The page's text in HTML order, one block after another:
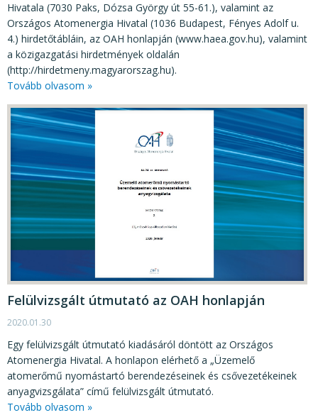
Hivatala (7030 Paks, Dózsa György út 55-61.), valamint az
Országos Atomenergia Hivatal (1036 Budapest, Fényes Adolf u.
4.) hirdetőtábláin, az OAH honlapján (www.haea.gov.hu), valamint
a közigazgatási hirdetmények oldalán
(http://hirdetmeny.magyarorszag.hu).
Tovább olvasom »
Felülvizsgált útmutató az OAH honlapján
2020.01.30
Egy felülvizsgált útmutató kiadásáról döntött az Országos
Atomenergia Hivatal. A honlapon elérhető a „Üzemelő
atomerőmű nyomástartó berendezéseinek és csővezetékeinek
anyagvizsgálata” című felülvizsgált útmutató.
Tovább olvasom »